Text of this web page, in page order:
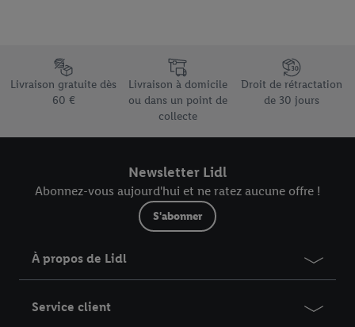
Élément du pied de page avec les différents arguments de
Livraison gratuite dès
60 €
Livraison à domicile
ou dans un point de
collecte
Droit de rétractation
de 30 jours
Newsletter Lidl
Abonnez-vous aujourd'hui et ne ratez aucune offre !
S'abonner
À propos de Lidl
Service client
données.Vous trouverez les impressions ici.